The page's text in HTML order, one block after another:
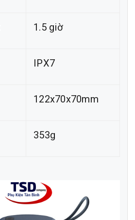
1.5 giờ
IPX7
122x70x70mm
353g